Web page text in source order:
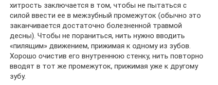
хитрость заключается в том, чтобы не пытаться с
силой ввести ее в межзубный промежуток (обычно это
заканчивается достаточно болезненной травмой
десны). Чтобы не пораниться, нить нужно вводить
«пилящим» движением, прижимая к одному из зубов.
Хорошо очистив его внутреннюю стенку, нить повторно
вводят в тот же промежуток, прижимая уже к другому
зубу.